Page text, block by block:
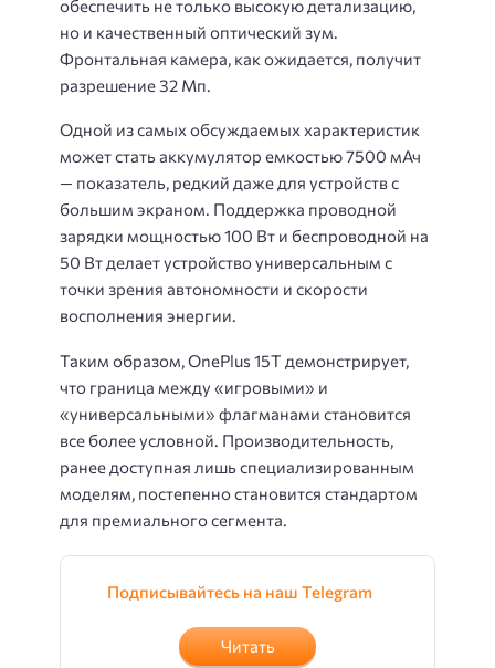
обеспечить не только высокую детализацию,
но и качественный оптический зум.
Фронтальная камера, как ожидается, получит
разрешение 32 Мп.
Одной из самых обсуждаемых характеристик
может стать аккумулятор емкостью 7500 мАч
— показатель, редкий даже для устройств с
большим экраном. Поддержка проводной
зарядки мощностью 100 Вт и беспроводной на
50 Вт делает устройство универсальным с
точки зрения автономности и скорости
восполнения энергии.
Таким образом, OnePlus 15T демонстрирует,
что граница между «игровыми» и
«универсальными» флагманами становится
все более условной. Производительность,
ранее доступная лишь специализированным
моделям, постепенно становится стандартом
для премиального сегмента.
Подписывайтесь на наш Telegram
Читать